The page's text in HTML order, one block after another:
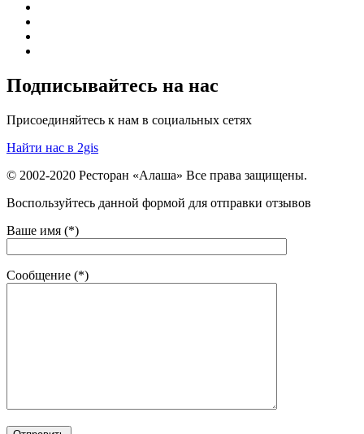
Подписывайтесь на нас
Присоединяйтесь к нам в социальных сетях
Найти нас в 2gis
© 2002-2020 Ресторан «Алаша» Все права защищены.
Воспользуйтесь данной формой для отправки отзывов
Ваше имя (*)
Сообщение (*)